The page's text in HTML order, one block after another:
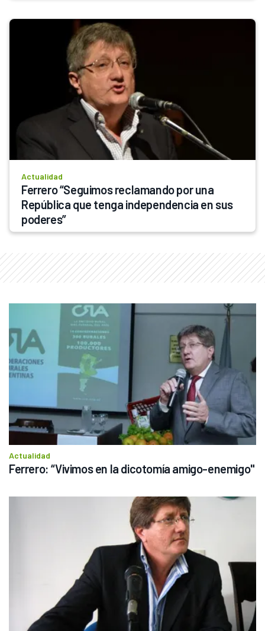
Actualidad
Ferrero “Seguimos reclamando por una
República que tenga independencia en sus
poderes”
Actualidad
Ferrero: “Vivimos en la dicotomía amigo-enemigo"